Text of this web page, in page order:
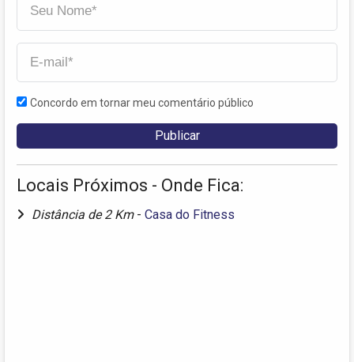
Concordo em tornar meu comentário público
Locais Próximos - Onde Fica:
Distância de 2 Km - Casa do Fitness